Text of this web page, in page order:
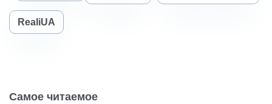
RealiUA
Самое читаемое